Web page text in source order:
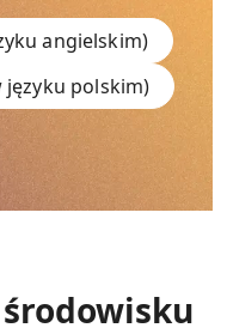
angielskim)
języku polskim)